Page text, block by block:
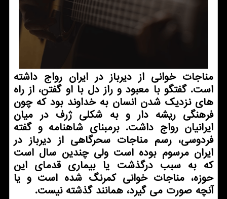
مناجات خوانی از دیرباز در ایران رواج داشته
است. گفتگو با معبود و راز دل با او گفتن، از راه
های نزدیک شدن انسان به خداوند بود که چون
فرهنگی ریشه دار و به شکلی ژرف در میان
ایرانیان رواج داشت. برمبنای شاهنامه و گفته
فردوسی، رسم مناجات سحرگاهی از دیرباز در
ایران مرسوم بوده است ولی چندین سال است
که به سبب درگذشت یا بیماری قدمای این
حوزه، مناجات خوانی کمرنگ شده است و یا
آنچه صورت می گیرد، همانند گذشته نیست.